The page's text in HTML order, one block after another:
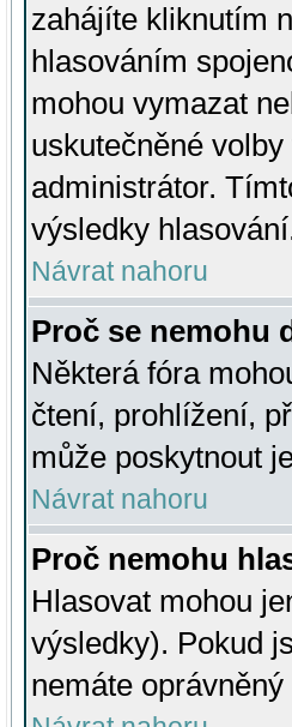
zahájíte kliknutím
hlasováním
mohou vymazat
uskutečněné
administrátor.
výsledky
Návrat nahoru
Proč se nemohu
Některá fóra
čtení, prohlížení,
může poskytnout
Návrat nahoru
Proč nemohu
Hlasovat mohou
výsledky). Pokud
nemáte